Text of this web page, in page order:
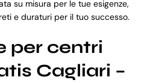
su misura per le tue esigenze,
e duraturi per il tuo successo.
per centri
Cagliari –